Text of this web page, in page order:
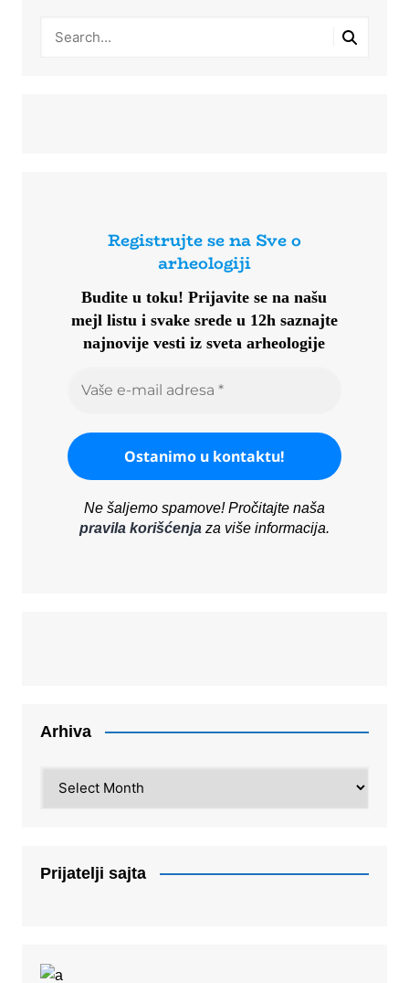
Registrujte se na Sve o
arheologiji
Budite u toku!Prijavite se na našu
mejl listu i svake srede u 12h saznajte
najnovije vesti iz sveta arheologije
Ne šaljemo spamove! Pročitajte naša
pravila korišćenjaza više informacija.
Arhiva
Prijatelji sajta